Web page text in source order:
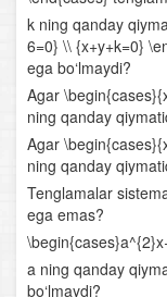
Parametrli
Chiziqli
Chiziqli va
Ikkinchi va
Tengsizliklar
Chiziqli
k ning qanday
6=0} \\ {x+y+k=0}
ega bo‘lmaydi?
Agar
ning qanday
Agar
ning qanday
Tenglamalar
ega emas?
a ning qanday
bo‘lmaydi?